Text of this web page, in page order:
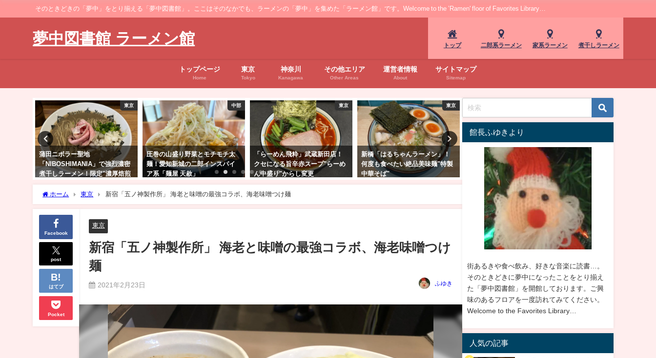
そのときどきの「夢中」をとり揃える「夢中図書館」。ここはそのなかでも、ラーメンの「夢中」を集めた「ラーメン館」です。Welcome to the ’Ramen' floor of Favorites Library…
夢中図書館 ラーメン館 トップ 二郎系ラーメン 家系ラーメン 煮干しラーメン
トップページ
Home
東京
Tokyo
神奈川
Kanagawa
その他エリア
Other Areas
運営者情報
About
サイトマップ
Sitemap
中部
圧巻の山盛り野菜とモチモチ太
麺！愛知新城の二郎インスパイ
ア系「麺屋 天赦」
東京
「らーめん飛粋」武蔵新田店！
クセになる旨辛赤スープ"らーめ
ん中盛り"からし変更
東京
新橋「はるちゃんラーメン」！
何度も食べたい絶品美味麺"特製
中華そば"
東京
大門「中華そば いづる」！セメ
ント色は煮干し凝縮の証！至福
の"特製濃厚煮干しそば"
「麺家大勝軒」！銀座でやさし
い醤油ラーメンはいかが？
土浦城の別名を冠した地元
店 特製の家系ラーメン”麵
城”
ホーム 東京 新宿「五ノ神製作所」 海老と味噌の最強コラボ、海老味噌つけ麺
Facebook
post
はてブ
Pocket
東京
新宿「五ノ神製作所」 海老と味噌の最強コラボ、海老味噌つけ
麺
2021年2月23日 ふゆき
館長ふゆきより
街あるきや食べ飲み、好きな音楽に読書…。
そのときどきに夢中になったことをとり揃え
た「夢中図書館」を開館しております。ご興
味のあるフロアを一度訪れてみてください。
Welcome to the Favorites Library…
人気の記事